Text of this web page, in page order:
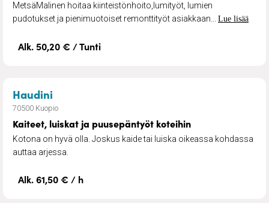
MetsäMalinen hoitaa kiinteistönhoito,lumityöt, lumien
pudotukset ja pienimuotoiset remonttityöt asiakkaan... Lue lisää
Alk. 50,20 € / Tunti
Haudini
70500 Kuopio
Kaiteet, luiskat ja puusepäntyöt koteihin
Kotona on hyvä olla. Joskus kaide tai luiska oikeassa kohdassa
auttaa arjessa.
Alk. 61,50 € / h